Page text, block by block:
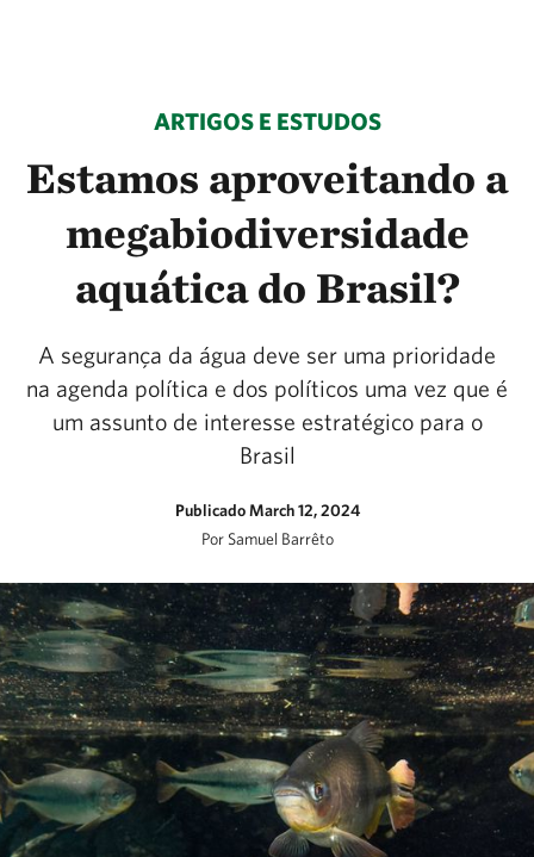
ARTIGOS E ESTUDOS
Estamos aproveitando a
megabiodiversidade
aquática do Brasil?
A segurança da água deve ser uma prioridade
na agenda política e dos políticos uma vez que é
um assunto de interesse estratégico para o
Brasil
Publicado March 12, 2024
Por Samuel Barrêto